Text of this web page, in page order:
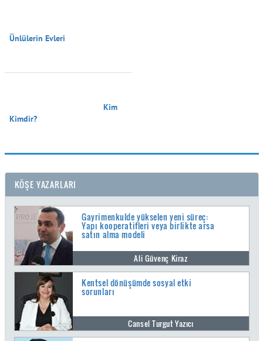
Ünlülerin Evleri
Kimdir?
KÖŞE YAZARLARI
Gayrimenkulde yükselen yeni süreç:
Yapı kooperatifleri veya birlikte arsa
satın alma modeli
Ali Güvenç Kiraz
Kentsel dönüşümde sosyal etki
sorunları
Cansel Turgut Yazıcı